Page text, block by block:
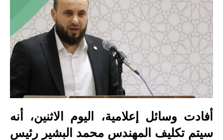
المنح المالية
قطع الاراضي
اخبار العراق
الاخبار السياسية
الاخبار الاقتصادية
أفادت وسائل إعلامية، اليوم الاثنين، أنه
سيتم تكليف المهندس محمد البشير رئيس